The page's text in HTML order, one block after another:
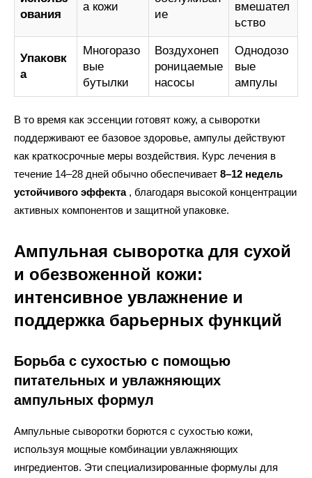
ования
а кожи
ие
вмешател
ьство
Упаковк
а
Многоразо
вые
бутылки
Воздухонеп
роницаемые
насосы
Однодозо
вые
ампулы
В то время как эссенции готовят кожу, а сыворотки
поддерживают ее базовое здоровье, ампулы действуют
как краткосрочные меры воздействия. Курс лечения в
течение 14–28 дней обычно обеспечивает 8–12 недель
устойчивого эффекта , благодаря высокой концентрации
активных компонентов и защитной упаковке.
Ампульная сыворотка для сухой
и обезвоженной кожи:
интенсивное увлажнение и
поддержка барьерных функций
Борьба с сухостью с помощью
питательных и увлажняющих
ампульных формул
Ампульные сыворотки борются с сухостью кожи,
используя мощные комбинации увлажняющих
ингредиентов. Эти специализированные формулы для